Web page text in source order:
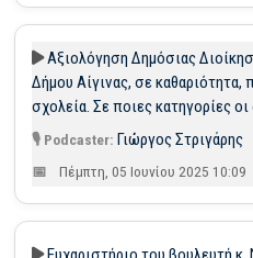
Αξιολόγηση Δημόσιας
Δήμου Αίγινας, σε καθαριότητα,
σχολεία. Σε ποιες κατηγορίες
Γιώργος Στριγάρης
Πέμπτη, 05 Ιουνίου 2025 10:09